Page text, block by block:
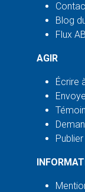
Blog
Flux
AGIR
Écrire
Publier